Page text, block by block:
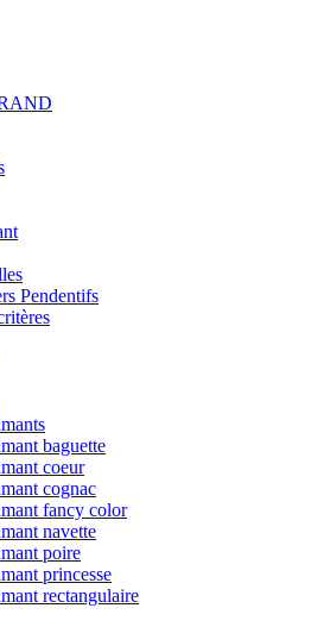
Pendentifs
baguette
coeur
cognac
fancy color
navette
poire
princesse
rectangulaire